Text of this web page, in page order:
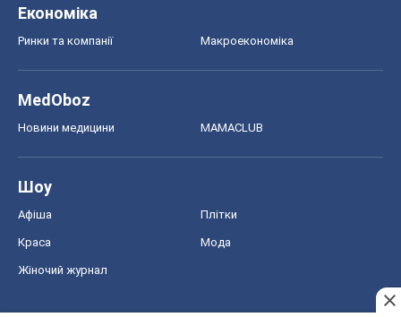
Економіка
Ринки та компанії Макроекономіка
MedOboz
Новини медицини MAMACLUB
Шоу
Афіша Плітки
Краса Мода
Жіночий журнал